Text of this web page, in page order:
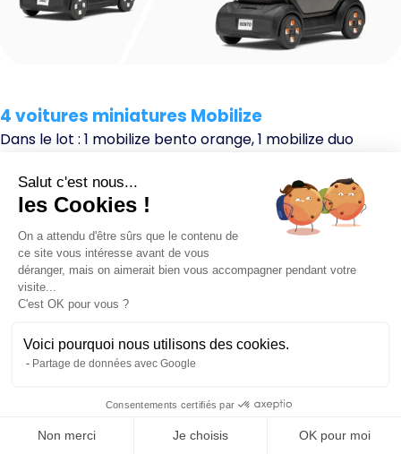
4 voitures miniatures Mobilize
Dans le lot : 1 mobilize bento orange, 1 mobilize duo
🎁 Valeur : 24 euros chacune
Salut c'est nous...
les Cookies !
On a attendu d'être sûrs que le contenu de
ce site vous intéresse avant de vous
déranger, mais on aimerait bien vous accompagner pendant votre
visite...
C'est OK pour vous ?
Voici pourquoi nous utilisons des cookies.
Partage de données avec Google
Consentements certifiés par
Non merci Je choisis OK pour moi